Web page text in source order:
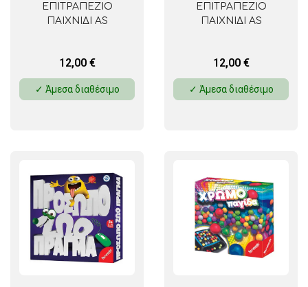
ΕΠΙΤΡΑΠΕΖΙΟ
ΠΑΙΧΝΙΔΙ AS
12,00 €
✓ Άμεσα διαθέσιμο
ΕΠΙΤΡΑΠΕΖΙΟ
ΠΑΙΧΝΙΔΙ AS
12,00 €
✓ Άμεσα διαθέσιμο